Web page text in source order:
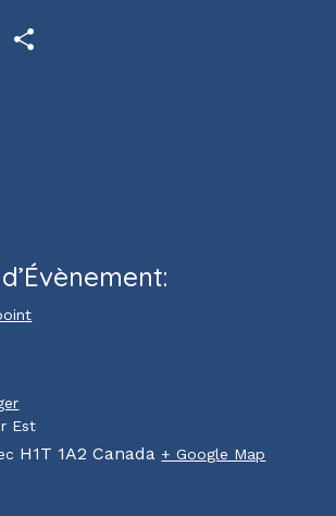
Twitter
Est
H1T 1A2 Canada + Google Map